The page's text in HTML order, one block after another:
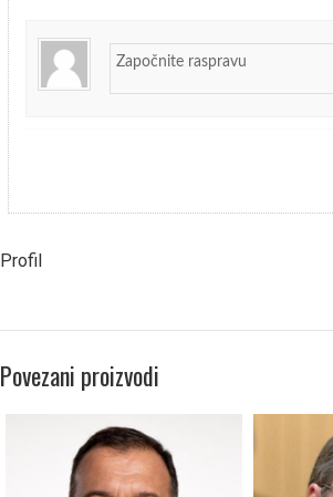
Profil
Povezani proizvodi